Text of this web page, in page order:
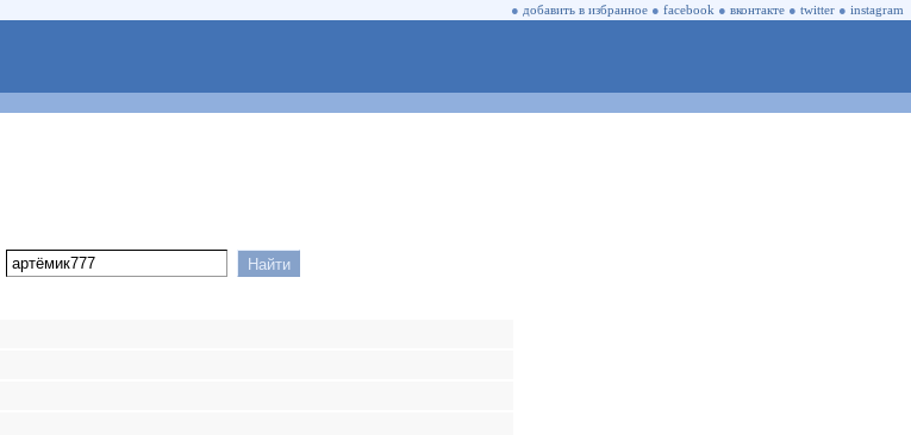
● добавить в избранное ● facebook ● вконтакте ● twitter ● instagram